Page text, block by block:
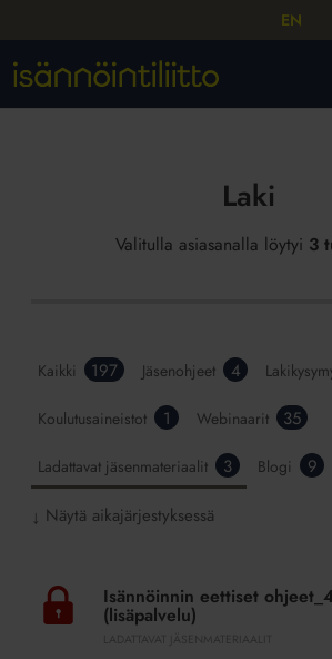
EN
Laki
Valitulla asiasanalla löytyi 3
Kaikki 197 Jäsenohjeet 4
Koulutusaineistot 1 Webinaarit 35
Ladattavat jäsenmateriaalit 3 Blogi 9
↓ Näytä aikajärjestyksessä
eettiset
ohjeet_4-
Isännöinnin eettiset
(lisäpalvelu)